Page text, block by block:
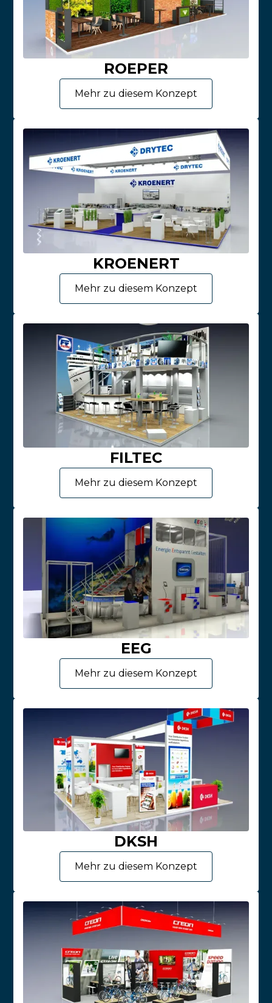
ROEPER
Mehr zu diesem Konzept
KROENERT
Mehr zu diesem Konzept
FILTEC
Mehr zu diesem Konzept
EEG
Mehr zu diesem Konzept
DKSH
Mehr zu diesem Konzept